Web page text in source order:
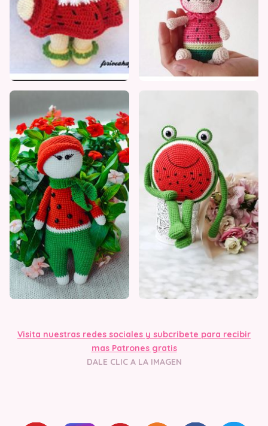
Visita nuestras redes sociales y subcribete para recibir
mas Patrones gratis
DALE CLIC A LA IMAGEN